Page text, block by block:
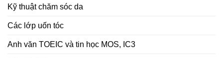
Kỹ thuật chăm sóc da
Các lớp uốn tóc
Anh văn TOEIC và tin học MOS, IC3